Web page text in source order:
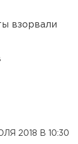
взорвали
2018 В 10:30